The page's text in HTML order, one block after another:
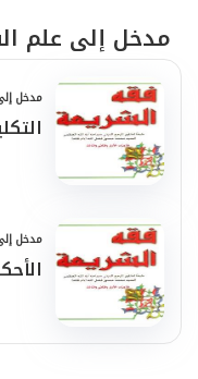
مدخل إلى علم
مدخل
مدخل